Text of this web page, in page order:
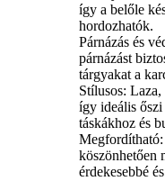
így a belőle
hordozhatók.
Párnázás és
párnázást
tárgyakat a
Stílusos: Laza,
így ideális
táskákhoz és
köszönhetően
érdekesebbé